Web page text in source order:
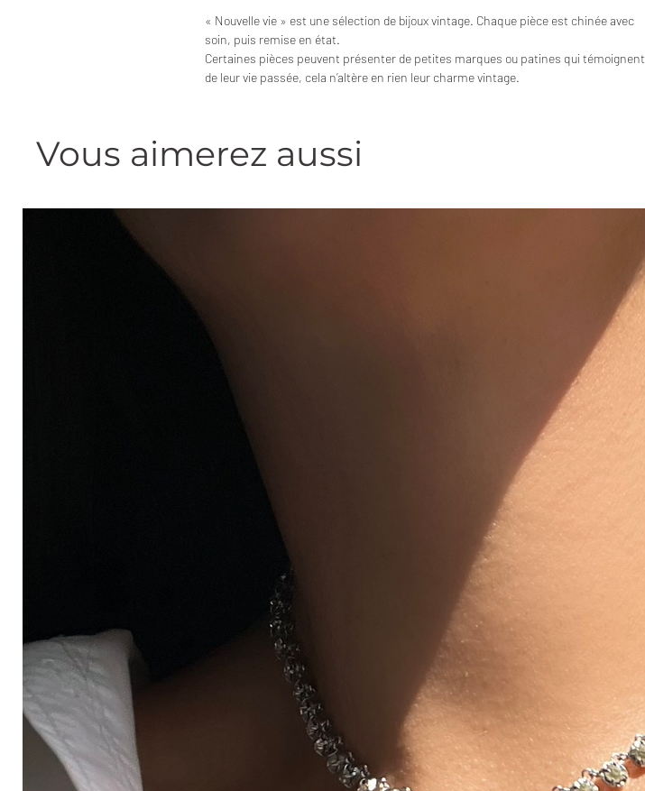
« Nouvelle vie » est une sélection de bijoux vintage. Chaque pièce est chinée avec
soin, puis remise en état.
Certaines pièces peuvent présenter de petites marques ou patines qui témoignent
de leur vie passée, cela n’altère en rien leur charme vintage.
Vous aimerez aussi